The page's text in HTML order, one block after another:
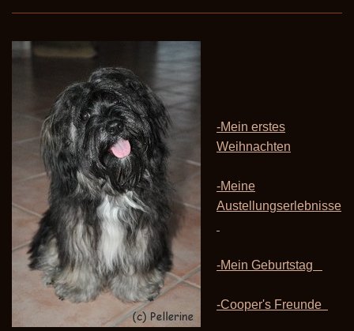
-Mein erstes
Weihnachten
-Meine
Austellungserlebnisse
-Mein Geburtstag
-Cooper's Freunde